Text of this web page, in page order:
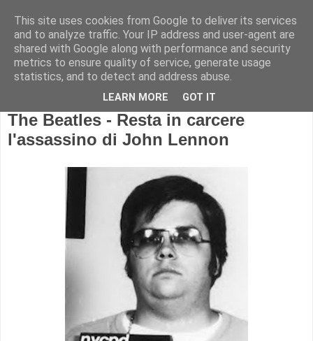
The Beatles - Resta in carcere
l'assassino di John Lennon
This site uses cookies from Google to deliver its services
and to analyze traffic. Your IP address and user-agent are
shared with Google along with performance and security
metrics to ensure quality of service, generate usage
statistics, and to detect and address abuse.
LEARN MORE GOT IT